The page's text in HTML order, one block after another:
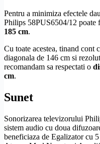
Pentru a minimiza efectele
Philips 58PUS6504/12 poate
185 cm.
Cu toate acestea, tinand
diagonala de 146 cm si
recomandam sa respectati o
cm.
Sunet
Sonorizarea televizorului
sistem audio cu doua
beneficiaza de Egalizator cu